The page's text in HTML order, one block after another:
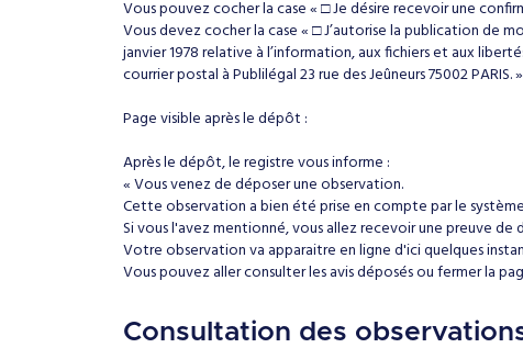
Vous pouvez cocher la case « □ Je désire recevoir une
Vous devez cocher la case « □ J’autorise la publication de
janvier 1978 relative à l’information, aux fichiers et aux
courrier postal à Publilégal 23 rue des Jeûneurs 75002
Page visible après le dépôt :
Après le dépôt, le registre vous informe :
« Vous venez de déposer une observation.
Cette observation a bien été prise en compte par le
Si vous l'avez mentionné, vous allez recevoir une preuve
Votre observation va apparaitre en ligne d'ici quelques
Vous pouvez aller consulter les avis déposés ou fermer la
Consultation des